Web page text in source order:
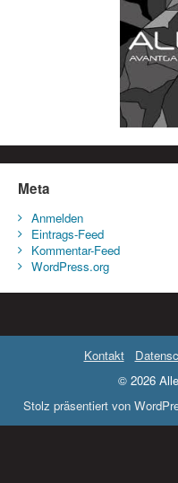
Meta
Anmelden
Eintrags-Feed
Kommentar-Feed
WordPress.org
Kontakt
© 2026
Stolz präsentiert von